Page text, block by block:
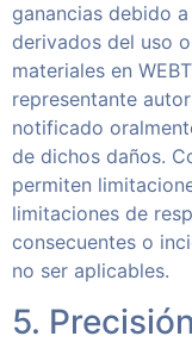
ganancias debido
derivados del uso
materiales en
representante
notificado
de dichos daños.
permiten
limitaciones de
consecuentes o
no ser aplicables.
5.